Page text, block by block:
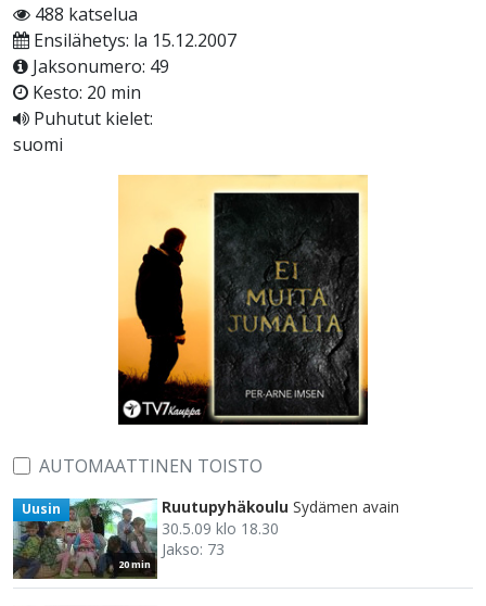
488 katselua
Ensilähetys: la 15.12.2007
Jaksonumero: 49
Kesto: 20 min
Puhutut kielet:
suomi
AUTOMAATTINEN TOISTO
20 min
Uusin Ruutupyhäkoulu Sydämen avain
30.5.09 klo 18.30
Jakso: 73